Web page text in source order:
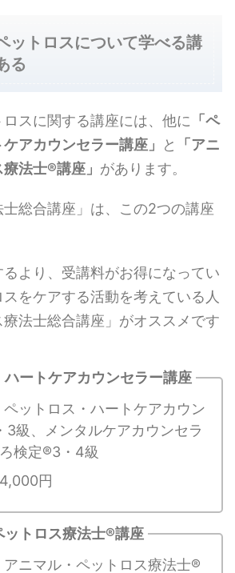
ットロスについて学べる講
る
スに関する講座には、他に 「ペ
アカウンセラー講座」
と
「アニ
法士®講座」 があります。
士総合講座」は、この2つの講座
より、受講料がお得になってい
をケアする活動を考えている人
法士総合講座」がオススメです
ハートケアカウンセラー講座
ットロス・ハートケアカウン
3級、メンタルケアカウンセラ
検定®3・4級
円
ットロス療法士®講座
ニマル・ペットロス療法士®